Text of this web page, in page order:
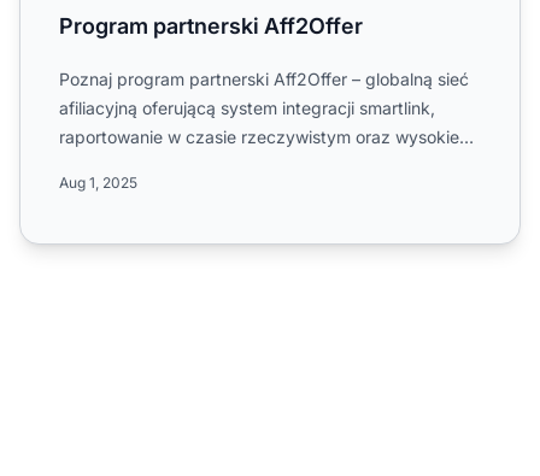
Program partnerski Aff2Offer
Poznaj program partnerski Aff2Offer – globalną sieć
afiliacyjną oferującą system integracji smartlink,
raportowanie w czasie rzeczywistym oraz wysokie
Aug 1, 2025